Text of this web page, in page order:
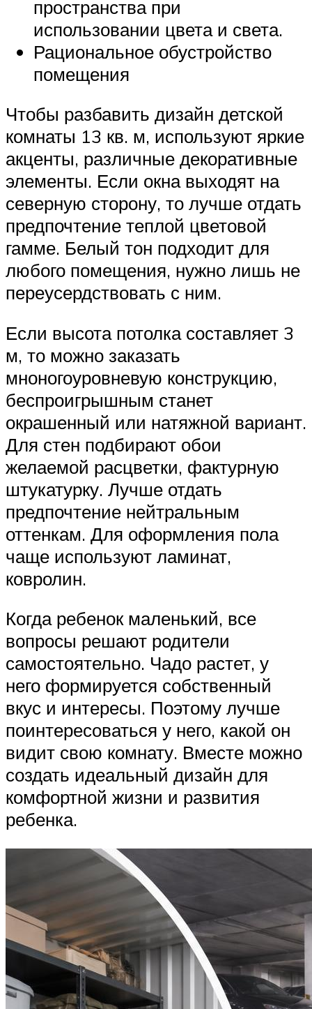
пространства при
использовании цвета и света.
Рациональное обустройство
помещения
Чтобы разбавить дизайн детской
комнаты 13 кв. м, используют яркие
акценты, различные декоративные
элементы. Если окна выходят на
северную сторону, то лучше отдать
предпочтение теплой цветовой
гамме. Белый тон подходит для
любого помещения, нужно лишь не
переусердствовать с ним.
Если высота потолка составляет 3
м, то можно заказать
мноногоуровневую конструкцию,
беспроигрышным станет
окрашенный или натяжной вариант.
Для стен подбирают обои
желаемой расцветки, фактурную
штукатурку. Лучше отдать
предпочтение нейтральным
оттенкам. Для оформления пола
чаще используют ламинат,
ковролин.
Когда ребенок маленький, все
вопросы решают родители
самостоятельно. Чадо растет, у
него формируется собственный
вкус и интересы. Поэтому лучше
поинтересоваться у него, какой он
видит свою комнату. Вместе можно
создать идеальный дизайн для
комфортной жизни и развития
ребенка.